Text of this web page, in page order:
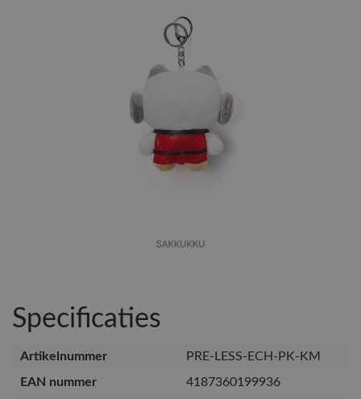
Specificaties
Artikelnummer
PRE-LESS-ECH-PK-KM
EAN nummer
4187360199936